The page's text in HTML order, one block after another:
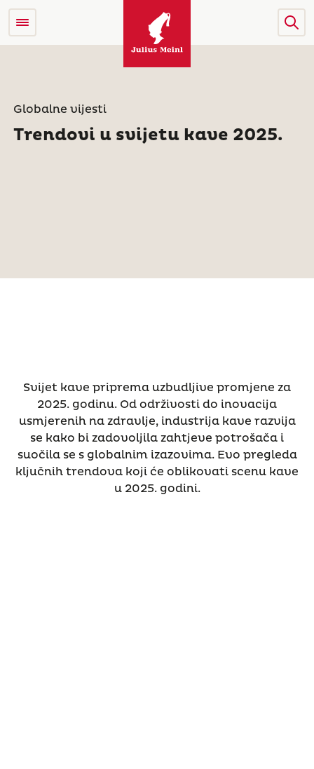
Globalne vijesti
Trendovi u svijetu kave 2025.
Svijet kave priprema uzbudljive promjene za
2025. godinu. Od održivosti do inovacija
usmjerenih na zdravlje, industrija kave razvija
se kako bi zadovoljila zahtjeve potrošača i
suočila se s globalnim izazovima. Evo pregleda
ključnih trendova koji će oblikovati scenu kave
u 2025. godini.